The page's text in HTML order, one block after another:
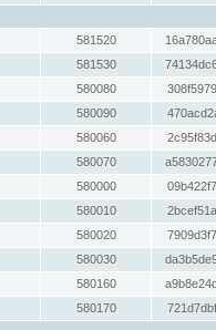
581520
581530
580080
580090
580060
580070
580000
580010
580020
580030
580160
580170